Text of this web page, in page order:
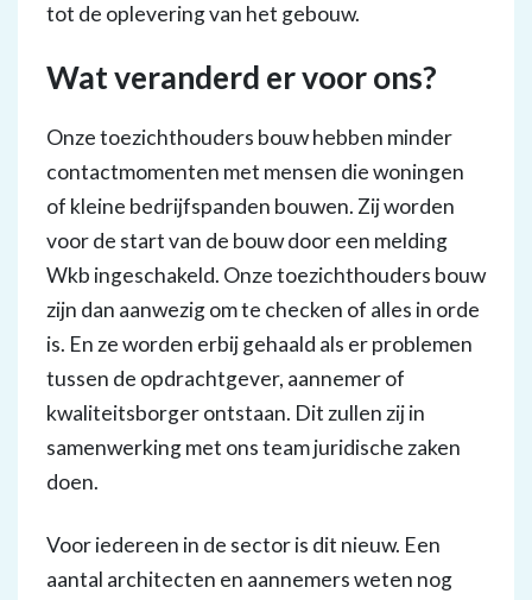
tot de oplevering van het gebouw.
Wat veranderd er voor ons?
Onze toezichthouders bouw hebben minder
contactmomenten met mensen die woningen
of kleine bedrijfspanden bouwen. Zij worden
voor de start van de bouw door een melding
Wkb ingeschakeld. Onze toezichthouders bouw
zijn dan aanwezig om te checken of alles in orde
is. En ze worden erbij gehaald als er problemen
tussen de opdrachtgever, aannemer of
kwaliteitsborger ontstaan. Dit zullen zij in
samenwerking met ons team juridische zaken
doen.
Voor iedereen in de sector is dit nieuw. Een
aantal architecten en aannemers weten nog